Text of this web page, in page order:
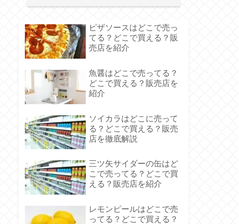
ピザソースはどこで売っ
てる？どこで買える？販
売店を紹介
魚醤はどこで売ってる？
どこで買える？販売店を
紹介
ソイカラはどこに売って
る？どこで買える？販売
店を徹底解説
三ツ矢サイダーの缶はど
こで売ってる？どこで買
える？販売店を紹介
レモンピールはどこで売
ってる？どこで買える？